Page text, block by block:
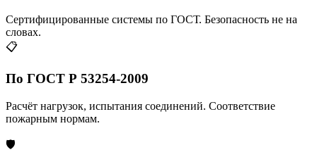
Сертифицированные системы по ГОСТ. Безопасность не на
словах.
📋
По ГОСТ Р 53254-2009
Расчёт нагрузок, испытания соединений. Соответствие
пожарным нормам.
🛡️